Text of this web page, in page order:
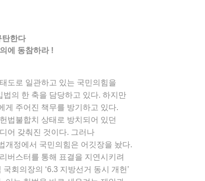
탄한다
에 동참하라 !
도로 일관하고 있는 국민의힘을
의 한 축을 담당하고 있다. 하지만
게 주어진 책무를 방기하고 있다.
법불합치 상태로 방치되어 있던
어 갖춰진 것이다. 그러나
개정에서 국민의힘은 어깃장을 놨다.
버스터를 통해 표결을 지연시키려
회의장의 ‘6.3 지방선거 동시 개헌’